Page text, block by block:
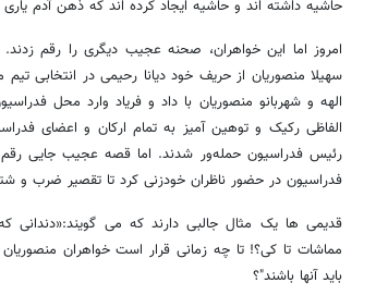
حاشیه داشته اند و حاشیه ایجاد کرده اند که ذهن آدم
امروز اما این خواهران، صحنه عجیب دیگری را رقم
سهیلا منصوریان از حریف خود دیانا رحیمی در انتخابی
الهه و شهربانو منصوریان با داد و فریاد وارد محل
الفاظی رکیک و توهین آمیز به تمام ارکان و اعضای
رئیس فدراسیون حمله‌ور شدند. اما قصه عجیب جایی رقم
فدراسیون در حضور ناظران خودزنی کرد تا تقصیر ضرب و
قدیمی ها یک مثال جالبی دارند که می
مماشات تا کی؟! تا چه زمانی قرار است خواهران
باید آنها باشند"؟